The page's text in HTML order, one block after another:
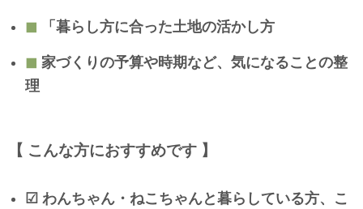
◼︎ 「暮らし方に合った土地の活かし方
◼︎ 家づくりの予算や時期など、気になることの整
理
【 こんな方におすすめです 】
☑ わんちゃん・ねこちゃんと暮らしている方、こ